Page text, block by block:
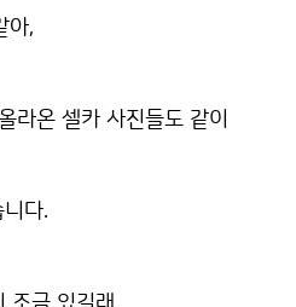
아,
라온 셀카 사진들도 같이
다.